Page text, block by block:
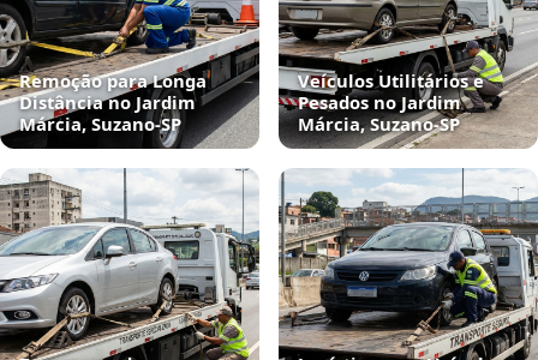
Remoção para Longa
Distância no Jardim
Márcia, Suzano‑SP
Veículos Utilitários e
Pesados no Jardim
Márcia, Suzano‑SP